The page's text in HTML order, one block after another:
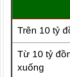
Trên 10 tỷ
Từ 10 tỷ
xuống